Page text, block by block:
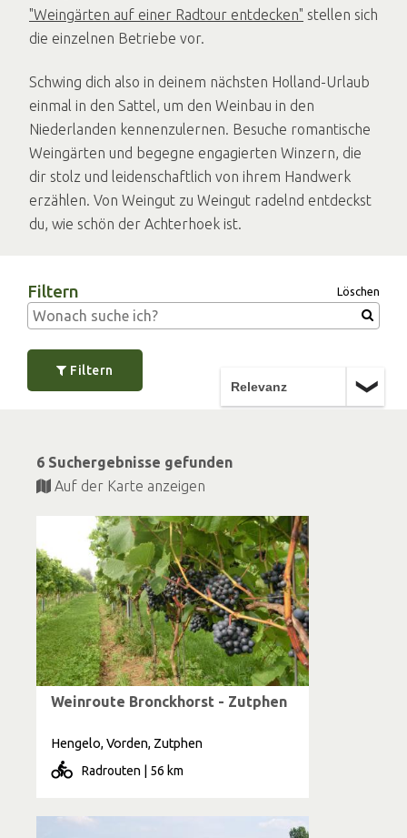
"Weingärten auf einer Radtour entdecken" stellen sich
die einzelnen Betriebe vor.
Schwing dich also in deinem nächsten Holland-Urlaub
einmal in den Sattel, um den Weinbau in den
Niederlanden kennenzulernen. Besuche romantische
Weingärten und begegne engagierten Winzern, die
dir stolz und leidenschaftlich von ihrem Handwerk
erzählen. Von Weingut zu Weingut radelnd entdeckst
du, wie schön der Achterhoek ist.
Filtern Löschen
Filtern
6 Suchergebnisse gefunden
Auf der Karte anzeigen
Weinroute Bronckhorst - Zutphen
Hengelo, Vorden, Zutphen
Radrouten | 56 km